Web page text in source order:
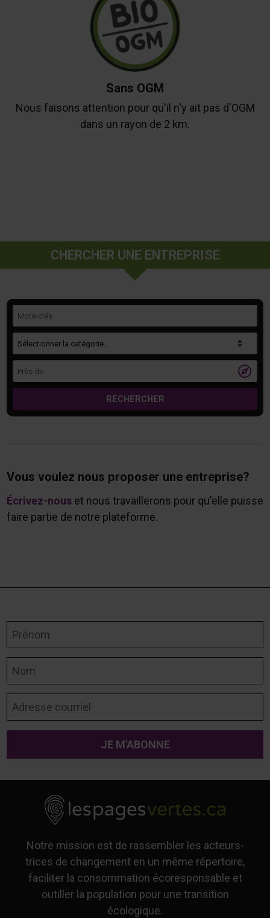
Sans OGM
Nous faisons attention pour qu'il n'y ait pas d'OGM
dans un rayon de 2 km.
CHERCHER UNE ENTREPRISE

RECHERCHER
Vous voulez nous proposer une entreprise?
Écrivez-nouset nous travaillerons pour qu'elle puisse
faire partie de notre plateforme.
Notre mission est de rassembler les acteurs-
trices de changement en un même répertoire,
faciliter la consommation écoresponsable et
outiller la population pour une transition
écologique.